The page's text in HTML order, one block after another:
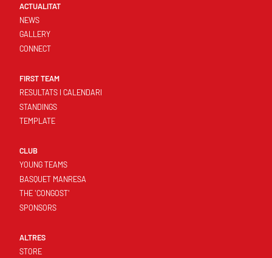
ACTUALITAT
NEWS
GALLERY
CONNECT
FIRST TEAM
RESULTATS I CALENDARI
STANDINGS
TEMPLATE
CLUB
YOUNG TEAMS
BASQUET MANRESA
THE 'CONGOST'
SPONSORS
ALTRES
STORE